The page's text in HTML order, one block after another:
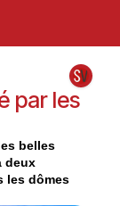
par les
belles
deux
les dômes